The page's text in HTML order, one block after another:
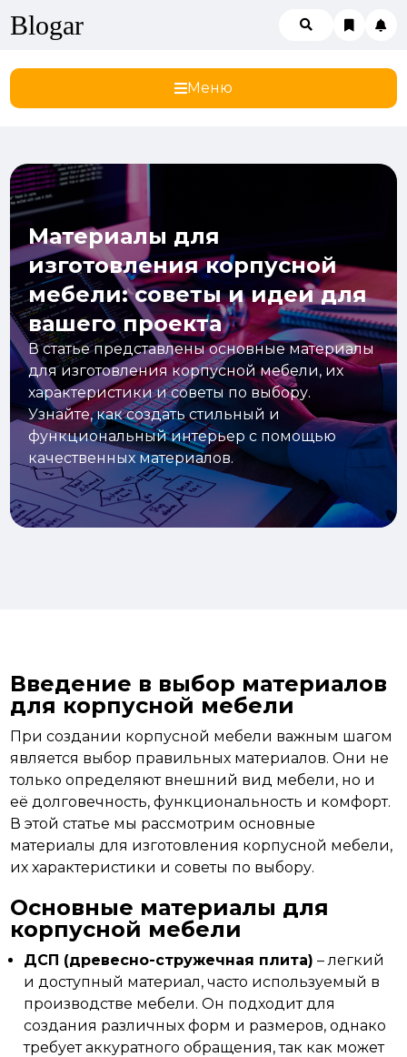
Blogar
Меню
Материалы для
изготовления корпусной
мебели: советы и идеи для
вашего проекта
В статье представлены основные материалы
для изготовления корпусной мебели, их
характеристики и советы по выбору.
Узнайте, как создать стильный и
функциональный интерьер с помощью
качественных материалов.
Введение в выбор материалов
для корпусной мебели
При создании корпусной мебели важным шагом
является выбор правильных материалов. Они не
только определяют внешний вид мебели, но и
её долговечность, функциональность и комфорт.
В этой статье мы рассмотрим основные
материалы для изготовления корпусной мебели,
их характеристики и советы по выбору.
Основные материалы для
корпусной мебели
ДСП (древесно-стружечная плита) – легкий
и доступный материал, часто используемый в
производстве мебели. Он подходит для
создания различных форм и размеров, однако
требует аккуратного обращения, так как может